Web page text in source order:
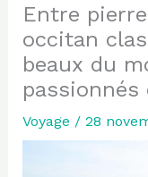
Entre
occitan
beaux du
passionnés
Voyage / 28